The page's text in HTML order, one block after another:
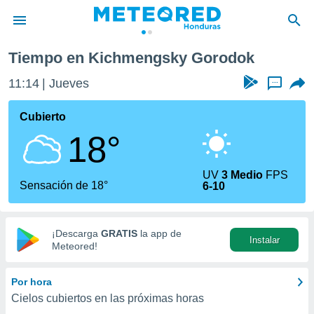
de
ha sido
que se
calidad.
a este
las
y
digital
basada
Tiempo en Kichmengsky Gorodok
11:14 Jueves ...
Cubierto
18°
Sensación de 18°
UV3 Medio FPS
6-10
¡Descarga GRATIS la app de
Meteored!
Instalar
Por hora
Cielos cubiertos en las próximas horas